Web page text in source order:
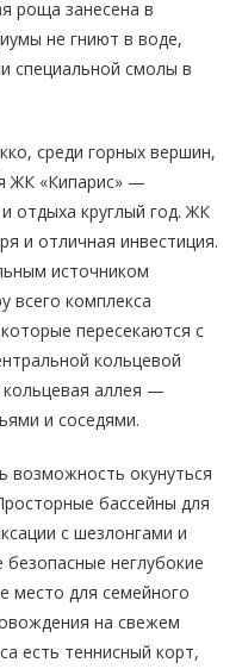
роща занесена в
не гниют в воде,
специальной смолы в
среди горных вершин,
ЖК «Кипарис» —
отдыха круглый год. ЖК
и отличная инвестиция.
источником
всего комплекса
пересекаются с
кольцевой
аллея —
и соседями.
возможность окунуться
бассейны для
с шезлонгами и
неглубокие
место для семейного
на свежем
есть теннисный корт,